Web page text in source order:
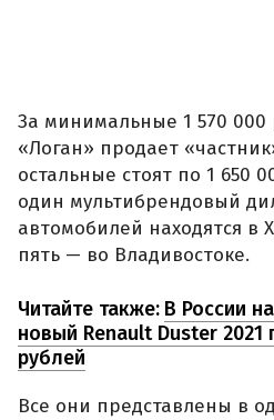
За минимальные 1 570 000
«Логан» продает
остальные стоят по 1 650
один мультибрендовый
автомобилей находятся в
пять — во Владивостоке.
Читайте также: В России
новый Renault Duster 2021
рублей
Все они представлены в